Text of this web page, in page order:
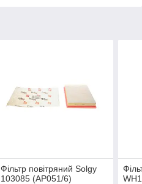
Фільтр повітряний Solgy
103085 (AP051/6)